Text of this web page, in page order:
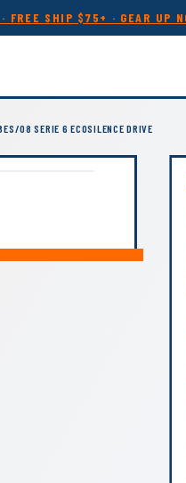
FREE SHIP $75+ · GEAR UP
08 SERIE 6 ECOSILENCE DRIVE